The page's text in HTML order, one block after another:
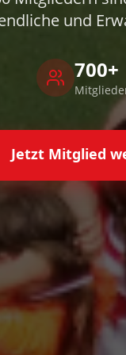
und
700+
Jetzt Mitglied